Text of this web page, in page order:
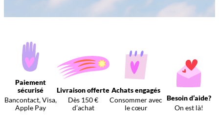
Paiement
sécurisé
Bancontact, Visa,
Apple Pay
Livraison offerte
Dès 150 €
d’achat
Achats engagés
Consommer avec
le cœur
Besoin d’aide?
On est là!